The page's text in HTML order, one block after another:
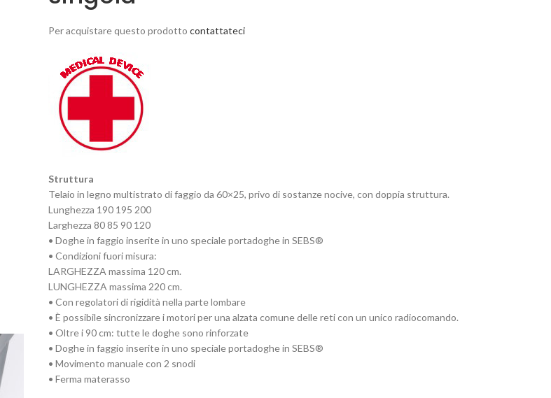
Per acquistare questo prodotto contattateci
Struttura
Telaio in legno multistrato di faggio da 60×25, privo di sostanze nocive, con doppia struttura.
Lunghezza 190 195 200
Larghezza 80 85 90 120
• Doghe in faggio inserite in uno speciale portadoghe in SEBS®
• Condizioni fuori misura:
LARGHEZZA massima 120 cm.
LUNGHEZZA massima 220 cm.
• Con regolatori di rigidità nella parte lombare
• È possibile sincronizzare i motori per una alzata comune delle reti con un unico radiocomando.
• Oltre i 90 cm: tutte le doghe sono rinforzate
• Doghe in faggio inserite in uno speciale portadoghe in SEBS®
• Movimento manuale con 2 snodi
• Ferma materasso